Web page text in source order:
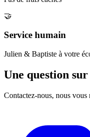
🤝
Service humain
Julien & Baptiste à votre
Une question
Contactez-nous, nous vous